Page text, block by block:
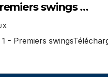
swings …
- Premiers